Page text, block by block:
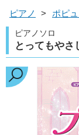
ピアノ > ポピ
ピアノソロ
とってもやさ